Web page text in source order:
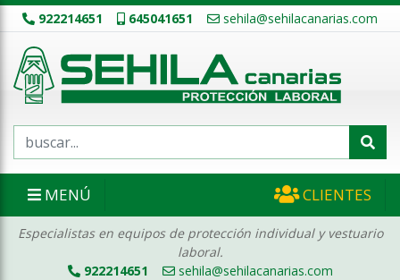
922214651 645041651 sehila@sehilacanarias.com
MENÚ CLIENTES
Especialistas en equipos de protección individual y vestuario
laboral.
922214651
sehila@sehilacanarias.com